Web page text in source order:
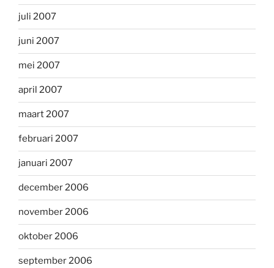
juli 2007
juni 2007
mei 2007
april 2007
maart 2007
februari 2007
januari 2007
december 2006
november 2006
oktober 2006
september 2006